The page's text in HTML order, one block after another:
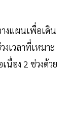
งแผนเพื่อเดิน
เวลาที่เหมาะ
นื่อง 2 ช่วงด้วย